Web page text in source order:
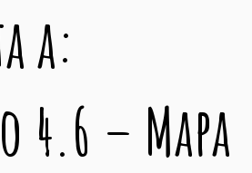
a:
4.6 – Mapa